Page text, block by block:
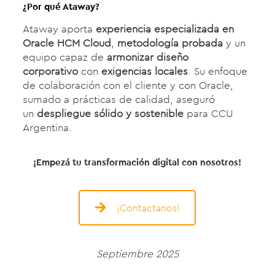
¿Por qué Ataway?
Ataway aporta experiencia especializada en
Oracle HCM Cloud, metodología probada y un
equipo capaz de armonizar diseño
corporativocon exigencias locales. Su enfoque
de colaboración con el cliente y con Oracle,
sumado a prácticas de calidad, aseguró
un despliegue sólido y sosteniblepara CCU
Argentina.
¡Empezá tu transformación digital con nosotros!
¡Contactanos!
Septiembre 2025